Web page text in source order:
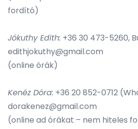
fordító)
Jókuthy Edith: +36 30 473-5260,
edithjokuthy@gmail.com
(online órák)
Kenéz Dóra: +36 20 852-0712
dorakenez@gmail.com
(online ad órákat – nem hiteles